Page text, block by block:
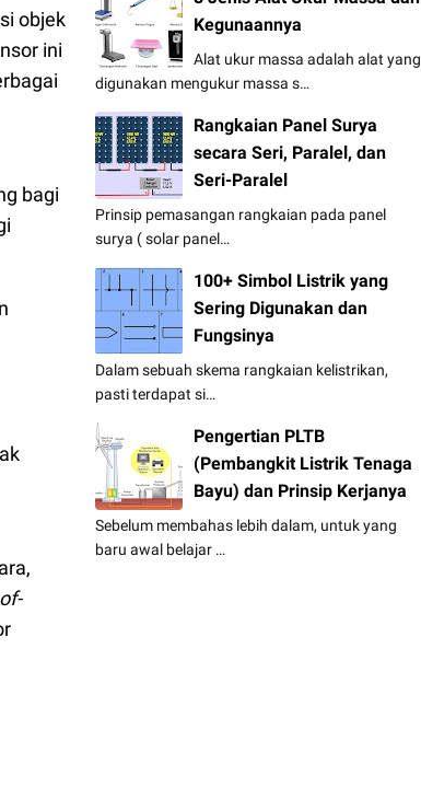
objek
ini
bagi
Kegunaannya
Alat ukur massa adalah alat yang
digunakan mengukur massa s…
Rangkaian Panel Surya
secara Seri, Paralel, dan
Seri-Paralel
Prinsip pemasangan rangkaian pada panel
surya ( solar panel…
100+ Simbol Listrik yang
Sering Digunakan dan
Fungsinya
Dalam sebuah skema rangkaian kelistrikan,
pasti terdapat si…
Pengertian PLTB
(Pembangkit Listrik Tenaga
Bayu) dan Prinsip Kerjanya
Sebelum membahas lebih dalam, untuk yang
baru awal belajar …